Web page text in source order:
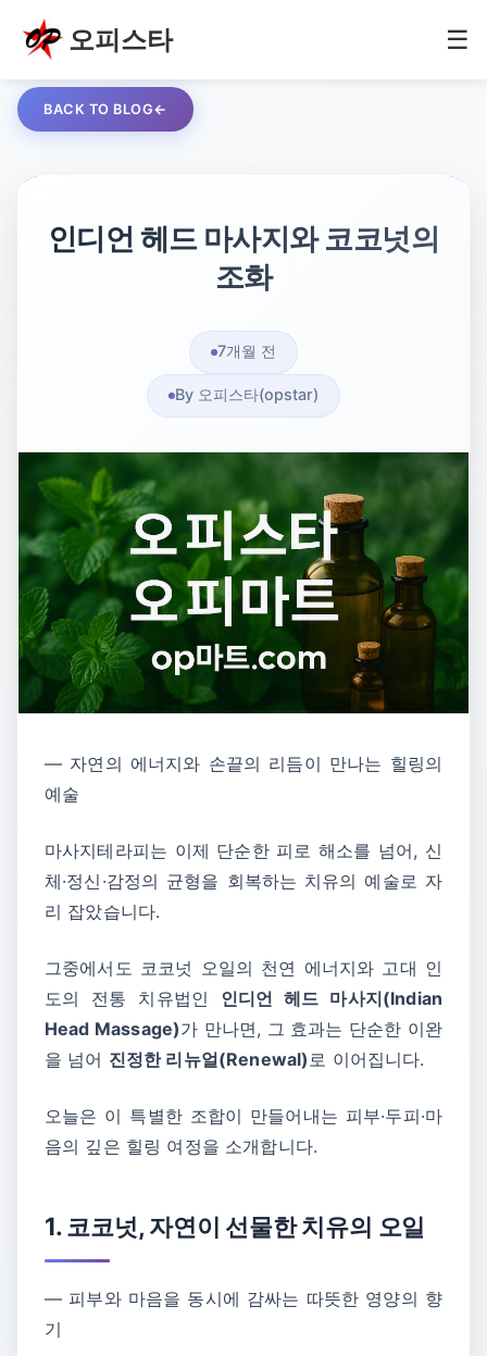
오피스타 ☰
BACK TO BLOG
인디언 헤드 마사지와 코코넛의
조화
7개월 전
By 오피스타(opstar)
― 자연의 에너지와 손끝의 리듬이 만나는 힐링의
예술
마사지테라피는 이제 단순한 피로 해소를 넘어, 신
체·정신·감정의 균형을 회복하는 치유의 예술로 자
리 잡았습니다.
그중에서도 코코넛 오일의 천연 에너지와 고대 인
도의 전통 치유법인 인디언 헤드 마사지(Indian
Head Massage)가 만나면, 그 효과는 단순한 이완
을 넘어 진정한 리뉴얼(Renewal) 로 이어집니다.
오늘은 이 특별한 조합이 만들어내는 피부·두피·마
음의 깊은 힐링 여정을 소개합니다.
1. 코코넛, 자연이 선물한 치유의 오일
― 피부와 마음을 동시에 감싸는 따뜻한 영양의 향
기